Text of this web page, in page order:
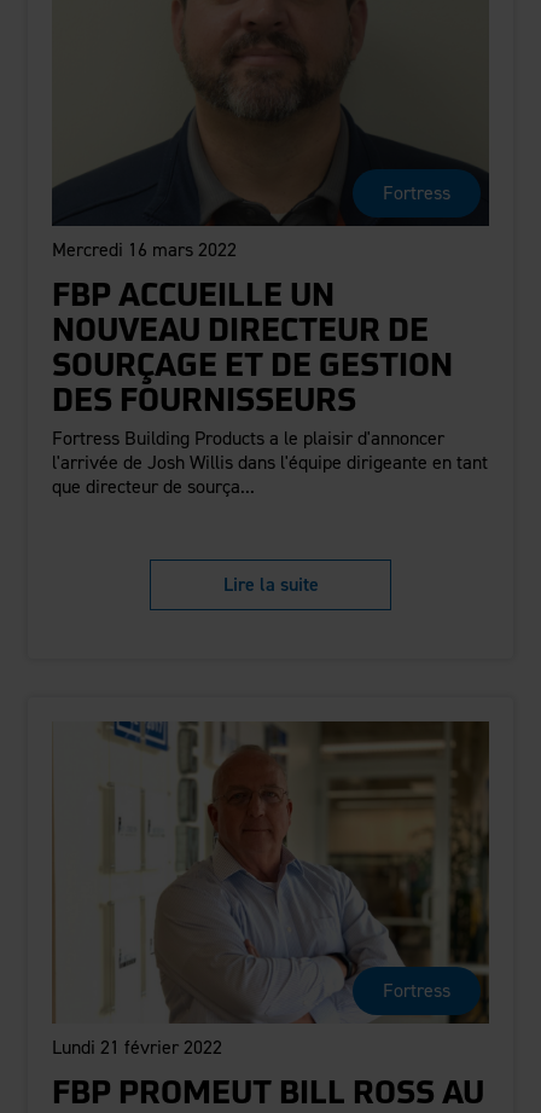
Fortress
Mercredi 16 mars 2022
FBP ACCUEILLE UN
NOUVEAU DIRECTEUR DE
SOURÇAGE ET DE GESTION
DES FOURNISSEURS
Fortress Building Products a le plaisir d'annoncer
l'arrivée de Josh Willis dans l'équipe dirigeante en tant
que directeur de sourça...
Lire la suite
Fortress
Lundi 21 février 2022
FBP PROMEUT BILL ROSS AU